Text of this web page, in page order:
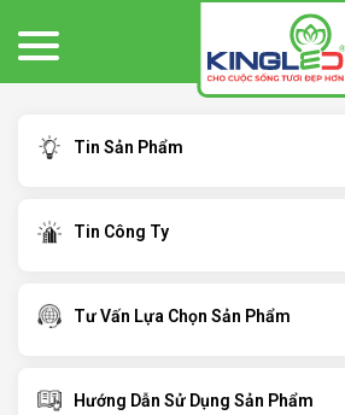
Tin Sản Phẩm
Tin Công Ty
Tư Vấn Lựa Chọn Sản Phẩm
Hướng Dẫn Sử Dụng Sản Phẩm